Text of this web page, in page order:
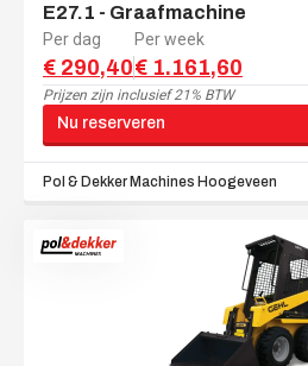
E27.1 - Graafmachine
Per dag
€ 290,40
Per week
€ 1.161,60
Prijzen zijn inclusief 21% BTW
Nu reserveren
Pol & Dekker Machines Hoogeveen